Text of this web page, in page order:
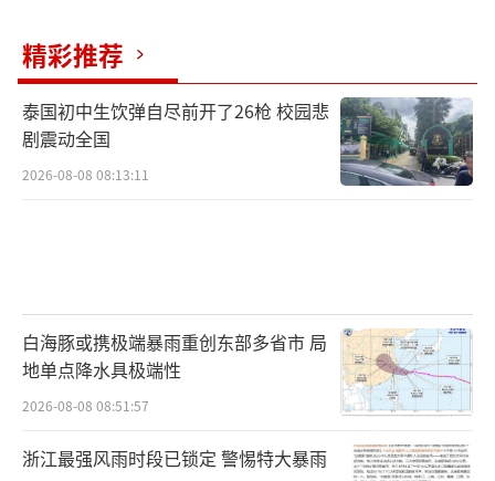
精彩推荐
泰国初中生饮弹自尽前开了26枪 校园悲
剧震动全国
2026-08-08 08:13:11
白海豚或携极端暴雨重创东部多省市 局
地单点降水具极端性
2026-08-08 08:51:57
浙江最强风雨时段已锁定 警惕特大暴雨